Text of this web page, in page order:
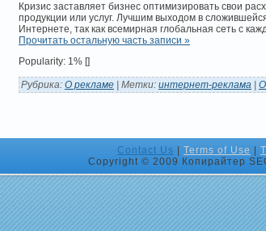
Кризис заставляет бизнес оптимизировать свои
продукции или услуг. Лучшим выходом в
Интернете, так как всемирная глобальная сеть с
Прочитать остальную часть записи »
Popularity: 1% []
Рубрика: О рекламе | Метки: интернет-реклама
Contact Us | Terms of Use |
Copyright © 2009 Копирайтер